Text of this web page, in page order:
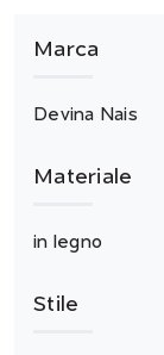
Marca
Devina Nais
Materiale
in legno
Stile